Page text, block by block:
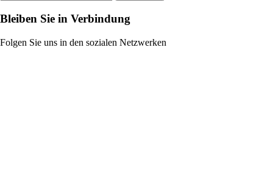
Bleiben Sie in Verbindung
Folgen Sie uns in den sozialen Netzwerken